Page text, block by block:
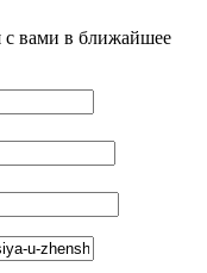
с вами в ближайшее